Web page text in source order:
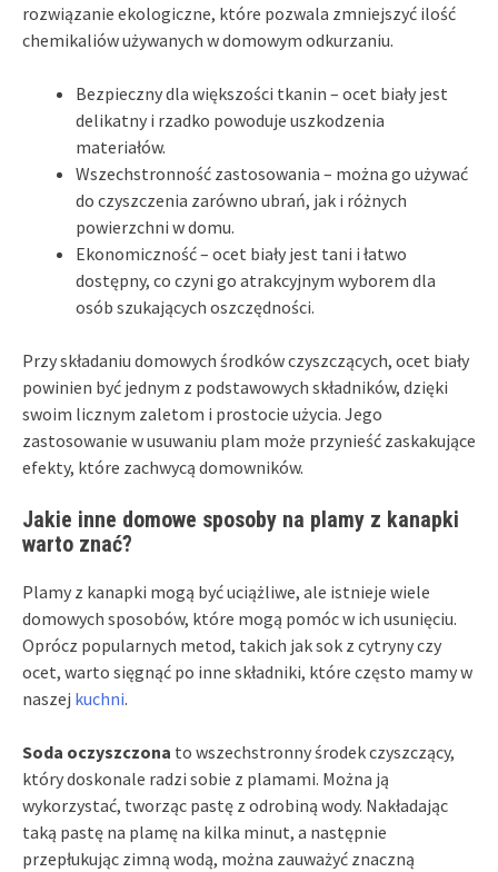
rozwiązanie ekologiczne, które pozwala zmniejszyć ilość
chemikaliów używanych w domowym odkurzaniu.
Bezpieczny dla większości tkanin – ocet biały jest
delikatny i rzadko powoduje uszkodzenia
materiałów.
Wszechstronność zastosowania – można go używać
do czyszczenia zarówno ubrań, jak i różnych
powierzchni w domu.
Ekonomiczność – ocet biały jest tani i łatwo
dostępny, co czyni go atrakcyjnym wyborem dla
osób szukających oszczędności.
Przy składaniu domowych środków czyszczących, ocet biały
powinien być jednym z podstawowych składników, dzięki
swoim licznym zaletom i prostocie użycia. Jego
zastosowanie w usuwaniu plam może przynieść zaskakujące
efekty, które zachwycą domowników.
Jakie inne domowe sposoby na plamy z kanapki
warto znać?
Plamy z kanapki mogą być uciążliwe, ale istnieje wiele
domowych sposobów, które mogą pomóc w ich usunięciu.
Oprócz popularnych metod, takich jak sok z cytryny czy
ocet, warto sięgnąć po inne składniki, które często mamy w
naszej kuchni.
Soda oczyszczona to wszechstronny środek czyszczący,
który doskonale radzi sobie z plamami. Można ją
wykorzystać, tworząc pastę z odrobiną wody. Nakładając
taką pastę na plamę na kilka minut, a następnie
przepłukując zimną wodą, można zauważyć znaczną